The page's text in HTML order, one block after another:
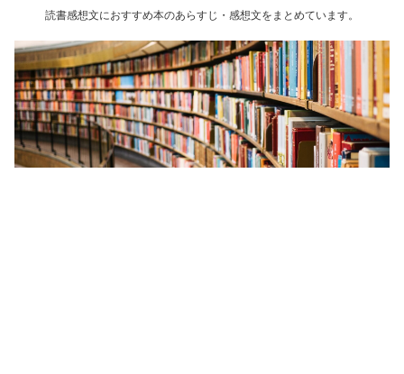
読書感想文におすすめ本のあらすじ・感想文をまとめています。